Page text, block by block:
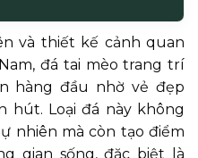
và thiết kế cảnh quan
đá tai mèo trang trí
hàng đầu nhờ vẻ đẹp
hút. Loại đá này không
nhiên mà còn tạo điểm
gian sống, đặc biệt là